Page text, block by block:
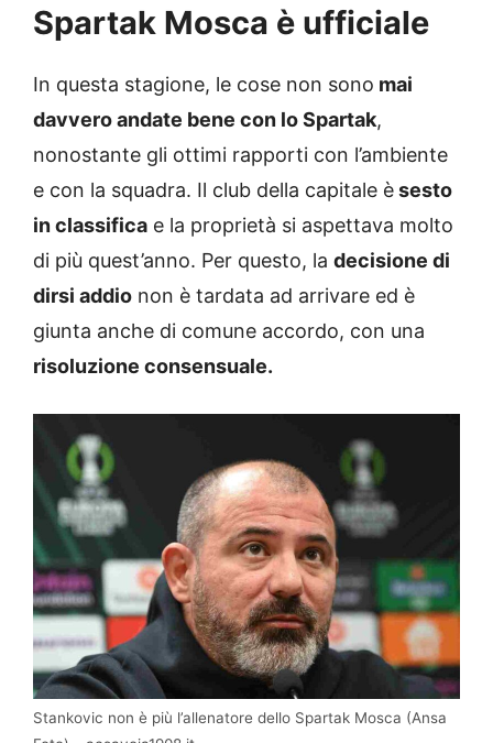
Spartak Mosca è ufficiale
In questa stagione, le cose non sono mai
davvero andate bene con lo Spartak,
nonostante gli ottimi rapporti con l’ambiente
e con la squadra. Il club della capitale èsesto
in classifica e la proprietà si aspettava molto
di più quest’anno. Per questo, la decisione di
dirsi addio non è tardata ad arrivare ed è
giunta anche di comune accordo, con una
risoluzione consensuale.
Stankovic non è più l’allenatore dello Spartak Mosca (Ansa